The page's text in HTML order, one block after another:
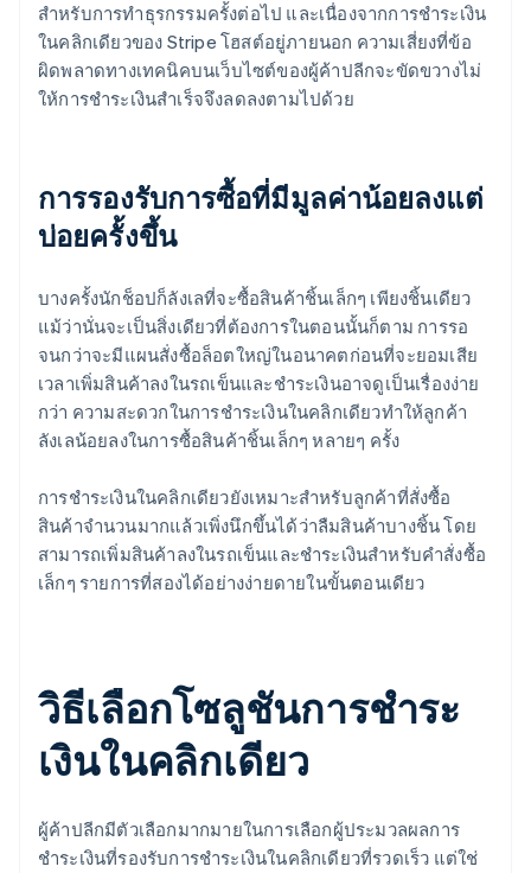
สำหรับการทำธุรกรรมครั้งต่อไป และเนื่องจากการชำระเงิน
ในคลิกเดียวของ Stripe โฮสต์อยู่ภายนอก ความเสี่ยงที่ข้อ
ผิดพลาดทางเทคนิคบนเว็บไซต์ของผู้ค้าปลีกจะขัดขวางไม่
ให้การชำระเงินสำเร็จจึงลดลงตามไปด้วย
การรองรับการซื้อที่มีมูลค่าน้อยลงแต่
บ่อยครั้งขึ้น
บางครั้งนักช็อปก็ลังเลที่จะซื้อสินค้าชิ้นเล็กๆ เพียงชิ้นเดียว
แม้ว่านั่นจะเป็นสิ่งเดียวที่ต้องการในตอนนั้นก็ตาม การรอ
จนกว่าจะมีแผนสั่งซื้อล็อตใหญ่ในอนาคตก่อนที่จะยอมเสีย
เวลาเพิ่มสินค้าลงในรถเข็นและชำระเงินอาจดูเป็นเรื่องง่าย
กว่า ความสะดวกในการชำระเงินในคลิกเดียวทำให้ลูกค้า
ลังเลน้อยลงในการซื้อสินค้าชิ้นเล็กๆ หลายๆ ครั้ง
การชำระเงินในคลิกเดียวยังเหมาะสำหรับลูกค้าที่สั่งซื้อ
สินค้าจำนวนมากแล้วเพิ่งนึกขึ้นได้ว่าลืมสินค้าบางชิ้น โดย
สามารถเพิ่มสินค้าลงในรถเข็นและชำระเงินสำหรับคำสั่งซื้อ
เล็กๆ รายการที่สองได้อย่างง่ายดายในขั้นตอนเดียว
วิธีเลือกโซลูชันการชำระ
เงินในคลิกเดียว
ผู้ค้าปลีกมีตัวเลือกมากมายในการเลือกผู้ประมวลผลการ
ชำระเงินที่รองรับการชำระเงินในคลิกเดียวที่รวดเร็ว แต่ใช่